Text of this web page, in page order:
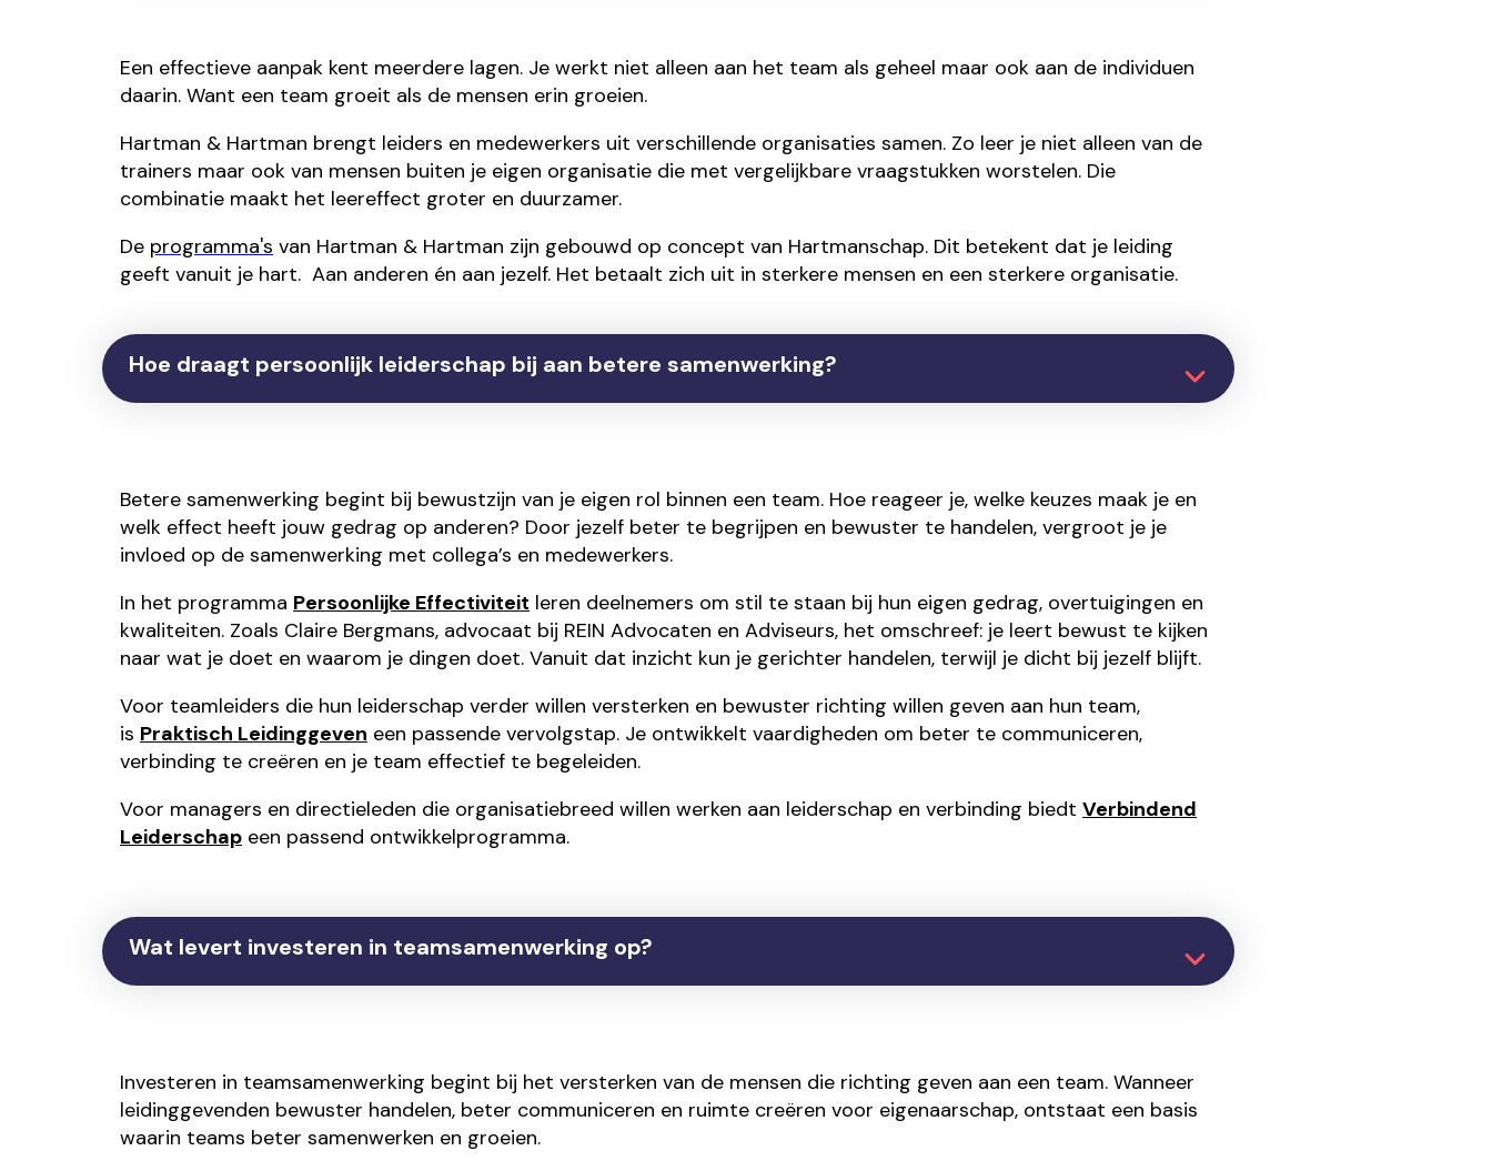
Een effectieve aanpak kent meerdere lagen. Je werkt niet alleen aan het team als geheel maar ook aan de individuen
daarin. Want een team groeit als de mensen erin groeien.
Hartman & Hartman brengt leiders en medewerkers uit verschillende organisaties samen. Zo leer je niet alleen van de
trainers maar ook van mensen buiten je eigen organisatie die met vergelijkbare vraagstukken worstelen. Die
combinatie maakt het leereffect groter en duurzamer.
De programma's van Hartman & Hartman zijn gebouwd op concept van Hartmanschap. Dit betekent dat je leiding
geeft vanuit je hart. Aan anderen én aan jezelf. Het betaalt zich uit in sterkere mensen en een sterkere organisatie.
Hoe draagt persoonlijk leiderschap bij aan betere samenwerking?
Betere samenwerking begint bij bewustzijn van je eigen rol binnen een team. Hoe reageer je, welke keuzes maak je en
welk effect heeft jouw gedrag op anderen? Door jezelf beter te begrijpen en bewuster te handelen, vergroot je je
invloed op de samenwerking met collega’s en medewerkers.
In het programma Persoonlijke Effectiviteit leren deelnemers om stil te staan bij hun eigen gedrag, overtuigingen en
kwaliteiten. Zoals Claire Bergmans, advocaat bij REIN Advocaten en Adviseurs, het omschreef: je leert bewust te kijken
naar wat je doet en waarom je dingen doet. Vanuit dat inzicht kun je gerichter handelen, terwijl je dicht bij jezelf blijft.
Voor teamleiders die hun leiderschap verder willen versterken en bewuster richting willen geven aan hun team,
is Praktisch Leidinggeven een passende vervolgstap. Je ontwikkelt vaardigheden om beter te communiceren,
verbinding te creëren en je team effectief te begeleiden.
Voor managers en directieleden die organisatiebreed willen werken aan leiderschap en verbinding biedt Verbindend
Leiderschap een passend ontwikkelprogramma.
Wat levert investeren in teamsamenwerking op?
Investeren in teamsamenwerking begint bij het versterken van de mensen die richting geven aan een team. Wanneer
leidinggevenden bewuster handelen, beter communiceren en ruimte creëren voor eigenaarschap, ontstaat een basis
waarin teams beter samenwerken en groeien.